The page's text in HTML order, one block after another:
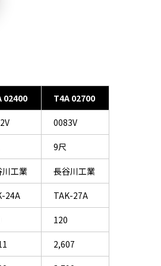
02400 T4A 02700
0083V
9尺
川工業 長谷川工業
24A TAK-27A
120
2,607